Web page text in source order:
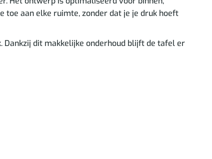
toe aan elke ruimte, zonder dat je je druk hoeft
Dankzij dit makkelijke onderhoud blijft de tafel er